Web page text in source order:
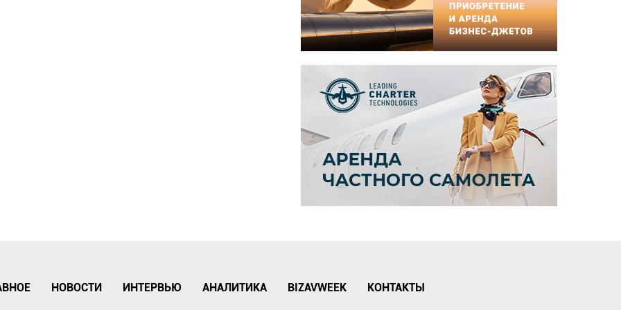
НОВОСТИ ИНТЕРВЬЮ АНАЛИТИКА BIZAVWEEK КОНТАКТЫ